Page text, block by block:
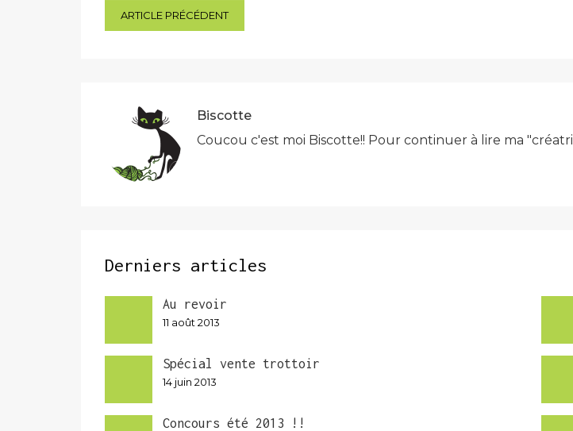
Navigation
ARTICLE PRÉCÉDENT
Biscotte
Coucou c'est moi Biscotte!! Pour continuer à lire ma
Derniers articles
Au revoir
11 août 2013
Spécial vente trottoir
14 juin 2013
Concours été 2013 !!